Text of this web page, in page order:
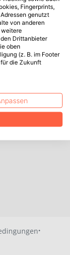
·
Fingerprints,
genutzt
von anderen
weitere
Drittanbieter
oben
(z. B. im Footer
die Zukunft